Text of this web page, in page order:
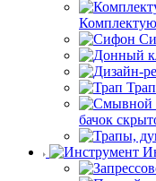
Трап
бачок